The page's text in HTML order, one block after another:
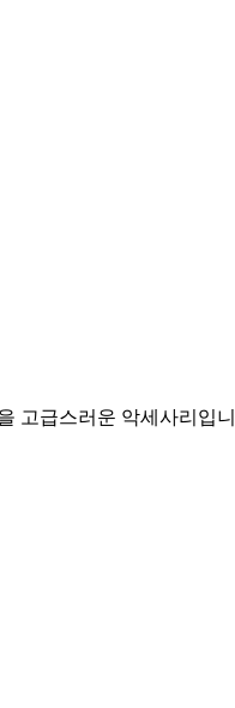
고급스러운 악세사리입